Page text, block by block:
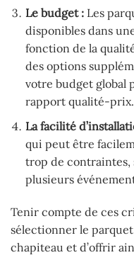
Le budget :Les
disponibles dans
fonction de la
des options
votre budget
rapport qualité-prix.
La facilité
qui peut être
trop de contraintes,
plusieurs
Tenir compte de ces
sélectionner le
chapiteau et d’offrir